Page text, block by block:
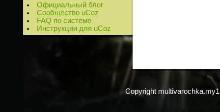
Официальный блог
Сообщество uCoz
FAQ по системе
Инструкции для uCoz
Copyright